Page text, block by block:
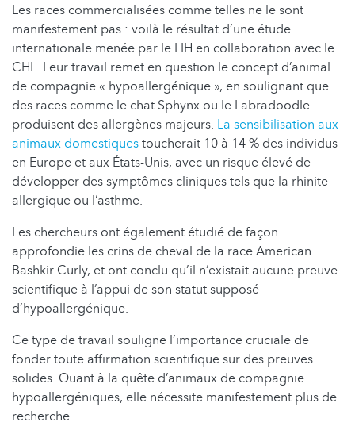
Les races commercialisées comme telles ne le sont
manifestement pas : voilà le résultat d’une étude
internationale menée par le LIH en collaboration avec le
CHL. Leur travail remet en question le concept d’animal
de compagnie « hypoallergénique », en soulignant que
des races comme le chat Sphynx ou le Labradoodle
produisent des allergènes majeurs. La sensibilisation aux
animaux domestiquestoucherait 10 à 14 % des individus
en Europe et aux États-Unis, avec un risque élevé de
développer des symptômes cliniques tels que la rhinite
allergique ou l’asthme.
Les chercheurs ont également étudié de façon
approfondie les crins de cheval de la race American
Bashkir Curly, et ont conclu qu’il n’existait aucune preuve
scientifique à l’appui de son statut supposé
d’hypoallergénique.
Ce type de travail souligne l’importance cruciale de
fonder toute affirmation scientifique sur des preuves
solides. Quant à la quête d’animaux de compagnie
hypoallergéniques, elle nécessite manifestement plus de
recherche.